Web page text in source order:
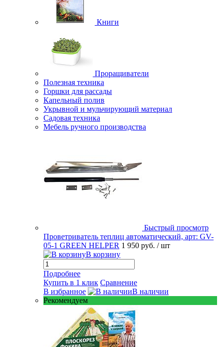
Книги
Проращиватели
Полезная техника
Горшки для рассады
Капельный полив
Укрывной и мульчирующий материал
Садовая техника
Мебель ручного производства
Быстрый просмотр
Проветриватель теплиц автоматический, арт: GV-
05-1 GREEN HELPER 1 950 руб. / шт
В корзину
Подробнее
Купить в 1 клик Сравнение
В избранное
В наличии
Рекомендуем